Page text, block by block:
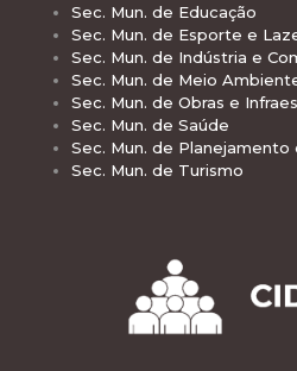
Sec. Mun. de Educação
Sec. Mun. de Esporte e
Sec. Mun. de Indústria e
Sec. Mun. de Meio
Sec. Mun. de Obras e
Sec. Mun. de Saúde
Sec. Mun. de Planejamento
Sec. Mun. de Turismo